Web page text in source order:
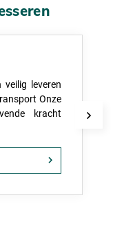
veilig leveren
Onze
kracht